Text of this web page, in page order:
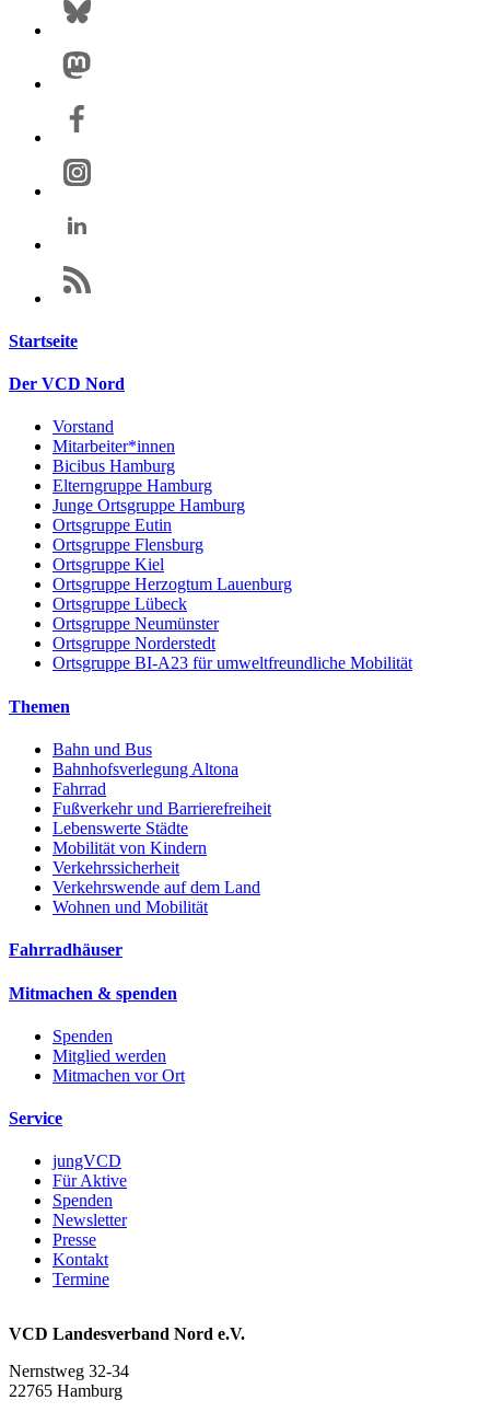
Startseite
Der VCD Nord
Vorstand
Mitarbeiter*innen
Bicibus Hamburg
Elterngruppe Hamburg
Junge Ortsgruppe Hamburg
Ortsgruppe Eutin
Ortsgruppe Flensburg
Ortsgruppe Kiel
Ortsgruppe Herzogtum Lauenburg
Ortsgruppe Lübeck
Ortsgruppe Neumünster
Ortsgruppe Norderstedt
Ortsgruppe BI-A23 für umweltfreundliche Mobilität
Themen
Bahn und Bus
Bahnhofsverlegung Altona
Fahrrad
Fußverkehr und Barrierefreiheit
Lebenswerte Städte
Mobilität von Kindern
Verkehrssicherheit
Verkehrswende auf dem Land
Wohnen und Mobilität
Fahrradhäuser
Mitmachen & spenden
Spenden
Mitglied werden
Mitmachen vor Ort
Service
jungVCD
Für Aktive
Spenden
Newsletter
Presse
Kontakt
Termine
VCD Landesverband Nord e.V.
Nernstweg 32-34
22765 Hamburg